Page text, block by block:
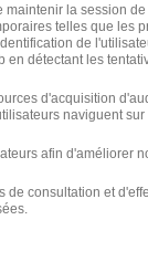
maintenir la session
telles que les
de
en détectant les
d'acquisition
naviguent sur
afin d'améliorer
de consultation et